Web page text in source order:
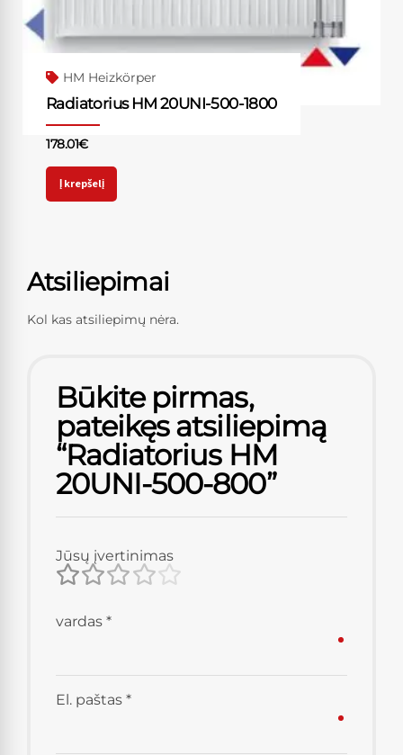
HM Heizkörper
Radiatorius HM 20UNI-500-1800
178.01€
Į krepšelį
Atsiliepimai
Kol kas atsiliepimų nėra.
Būkite pirmas,
pateikęs atsiliepimą
“Radiatorius HM
20UNI-500-800”
Jūsų įvertinimas
vardas *
El. paštas *